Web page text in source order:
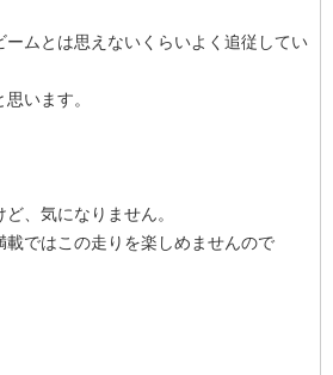
ームとは思えないくらいよく追従してい
います。
、気になりません。
載ではこの走りを楽しめませんので